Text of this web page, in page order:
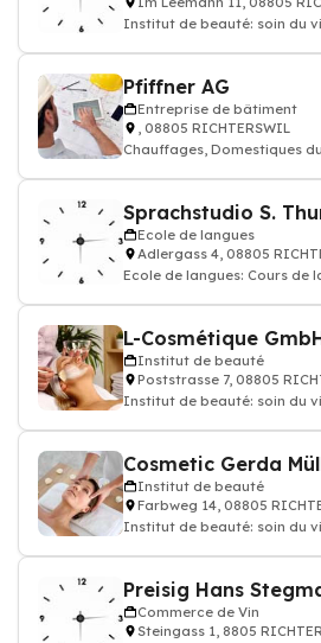
Institut de beauté: soin du
Pfiffner AG
Entreprise de bâtiment
, 08805 RICHTERSWIL
Chauffages, Domestiques
Sprachstudio S.
Ecole de langues
Adlergass 4, 08805
Ecole de langues: Cours de
L-Cosmétique
Institut de beauté
Poststrasse 7, 08805
Institut de beauté: soin du
Cosmetic Gerda
Institut de beauté
Farbweg 14, 08805
Institut de beauté: soin du
Preisig Hans
Commerce de Vin
Steingass 1, 8805